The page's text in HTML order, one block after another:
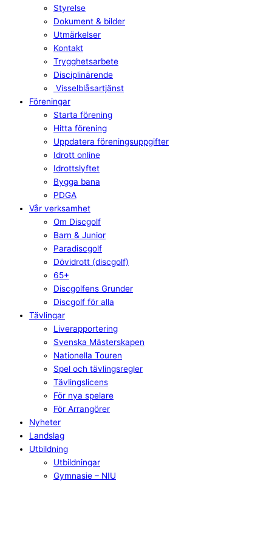
Styrelse
Dokument & bilder
Utmärkelser
Kontakt
Trygghetsarbete
Disciplinärende
Visselblåsartjänst
Föreningar
Starta förening
Hitta förening
Uppdatera föreningsuppgifter
Idrott online
Idrottslyftet
Bygga bana
PDGA
Vår verksamhet
Om Discgolf
Barn & Junior
Paradiscgolf
Dövidrott (discgolf)
65+
Discgolfens Grunder
Discgolf för alla
Tävlingar
Liverapportering
Svenska Mästerskapen
Nationella Touren
Spel och tävlingsregler
Tävlingslicens
För nya spelare
För Arrangörer
Nyheter
Landslag
Utbildning
Utbildningar
Gymnasie – NIU